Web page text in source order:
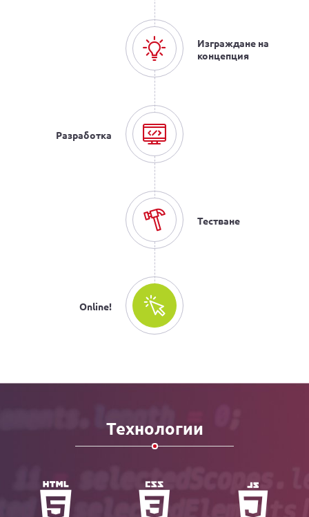
Изграждане на
концепция
Разработка
Тестване
Online!
Технологии